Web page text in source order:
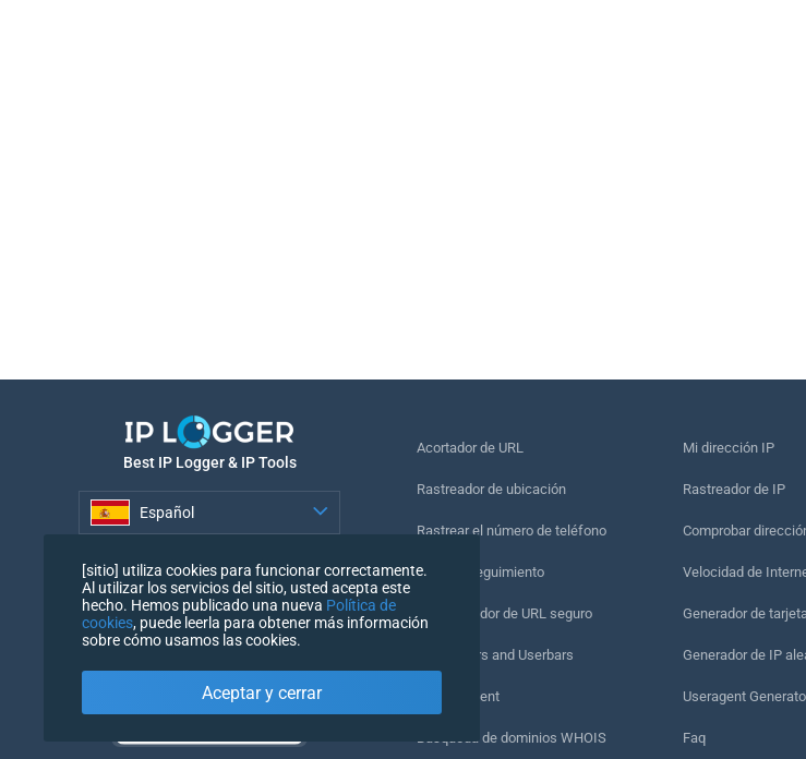
Best IP Logger & IP Tools
Español
Acortador de URL
Rastreador de ubicación
Rastrear el número de teléfono
Píxel de seguimiento
Comprobador de URL seguro
IP Counters and Userbars
Mi UserAgent
Búsqueda de dominios WHOIS
Mi dirección IP
Rastreador de IP
Comprobar
Velocidad de
Generador de
Generador de IP
Useragent
Faq
[sitio] utiliza cookies para funcionar correctamente.
Al utilizar los servicios del sitio, usted acepta este
hecho. Hemos publicado una nueva Política de
cookies, puede leerla para obtener más información
sobre cómo usamos las cookies.
Aceptar y cerrar